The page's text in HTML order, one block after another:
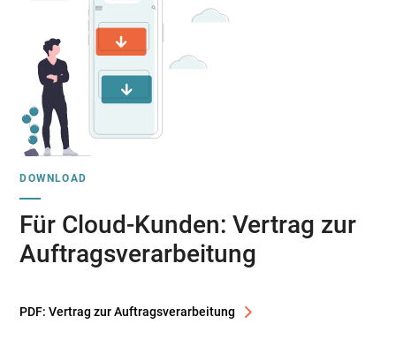
DOWNLOAD
Für Cloud-Kunden: Vertrag zur
Auftragsverarbeitung
PDF: Vertrag zur Auftragsverarbeitung